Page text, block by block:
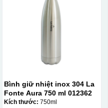
Bình giữ nhiệt inox 304 La
Fonte Aura 750 ml 012362
Kích thước: 750ml